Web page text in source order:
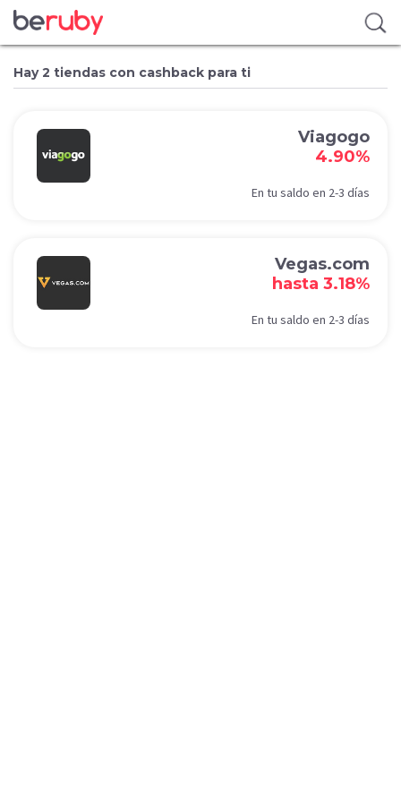
Hay 2 tiendas con cashback para ti
Viagogo
4.90%
En tu saldo en 2-3 días
Vegas.com
hasta 3.18%
En tu saldo en 2-3 días